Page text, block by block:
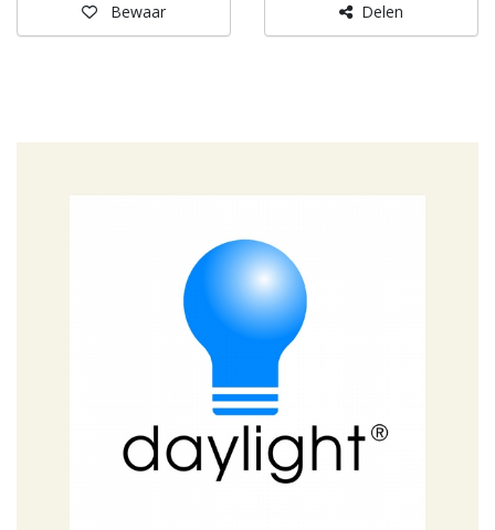
Bewaar Delen